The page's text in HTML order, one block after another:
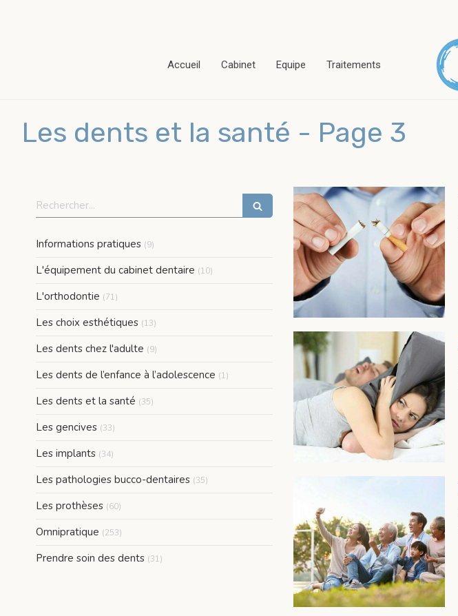
Accueil Cabinet Equipe Traitements
Les dents et la santé - Page 3
Rechercher
Informations pratiques (9)
L'équipement du cabinet dentaire (10)
L'orthodontie (71)
Les choix esthétiques (13)
Les dents chez l'adulte (9)
Les dents de l’enfance à l’adolescence (1)
Les dents et la santé (35)
Les gencives (33)
Les implants (34)
Les pathologies bucco-dentaires (35)
Les prothèses (60)
Omnipratique (253)
Prendre soin des dents (31)